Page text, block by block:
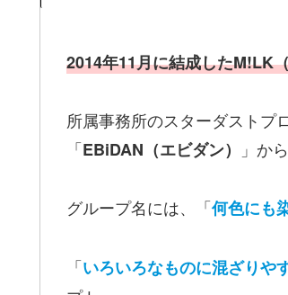
2014年11月に結成したM!LK
所属事務所のスターダストプ
「EBiDAN（エビダン） 」か
グループ名には、「何色にも
「いろいろなものに混ざりや